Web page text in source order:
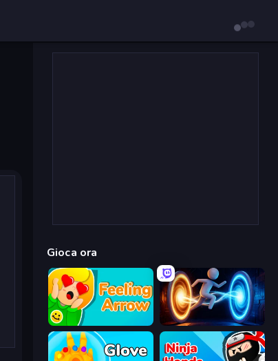
Gioca ora
Feeling Arrow Portal Escape